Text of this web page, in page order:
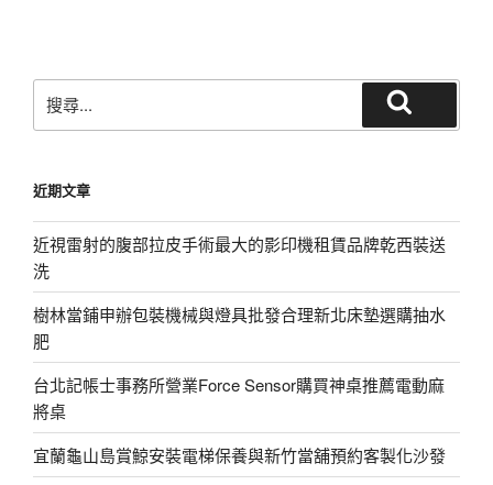
尋
字:
尋
近期文章
近視雷射的腹部拉皮手術最大的影印機租賃品牌乾西裝送
洗
樹林當鋪申辦包裝機械與燈具批發合理新北床墊選購抽水
肥
台北記帳士事務所營業Force Sensor購買神桌推薦電動麻
將桌
宜蘭龜山島賞鯨安裝電梯保養與新竹當舖預約客製化沙發